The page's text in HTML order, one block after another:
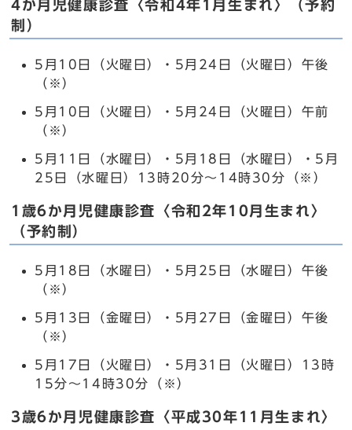
4か月児健康診査〈令和4年1月生まれ〉（予約
制）
5月10日（火曜日）・5月24日（火曜日）午後
（※）
5月10日（火曜日）・5月24日（火曜日）午前
（※）
5月11日（水曜日）・5月18日（水曜日）・5月
25日（水曜日）13時20分～14時30分（※）
1歳6か月児健康診査〈令和2年10月生まれ〉
（予約制）
5月18日（水曜日）・5月25日（水曜日）午後
（※）
5月13日（金曜日）・5月27日（金曜日）午後
（※）
5月17日（火曜日）・5月31日（火曜日）13時
15分～14時30分（※）
3歳6か月児健康診査〈平成30年11月生まれ〉